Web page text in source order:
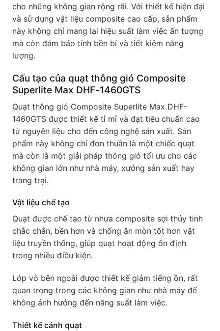
cho những không gian rộng rãi. Với thiết kế hiện đại
và sử dụng vật liệu composite cao cấp, sản phẩm
này không chỉ mang lại hiệu suất làm việc ấn tượng
mà còn đảm bảo tính bền bỉ và tiết kiệm năng
lượng.
Cấu tạo của quạt thông gió Composite
Superlite Max DHF-1460GTS
Quạt thông gió Composite Superlite Max DHF-
1460GTS được thiết kế tỉ mỉ và đạt tiêu chuẩn cao
từ nguyên liệu cho đến công nghệ sản xuất. Sản
phẩm này không chỉ đơn thuần là một chiếc quạt
mà còn là một giải pháp thông gió tối ưu cho các
không gian lớn như nhà máy, xưởng sản xuất hay
trang trại.
Vật liệu chế tạo
Quạt được chế tạo từ nhựa composite sợi thủy tinh
chắc chắn, bền hơn và chống ăn mòn tốt hơn vật
liệu truyền thống, giúp quạt hoạt động ổn định
trong nhiều điều kiện.
Lớp vỏ bên ngoài được thiết kế giảm tiếng ồn, rất
quan trọng trong các không gian như nhà máy để
không ảnh hưởng đến năng suất làm việc.
Thiết kế cánh quạt